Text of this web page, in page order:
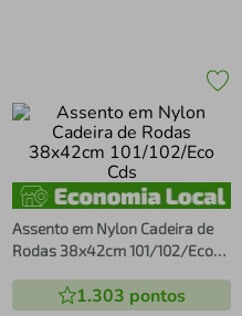
Assento em Nylon Cadeira de
Rodas 38x42cm 101/102/Eco
1.303 pontos